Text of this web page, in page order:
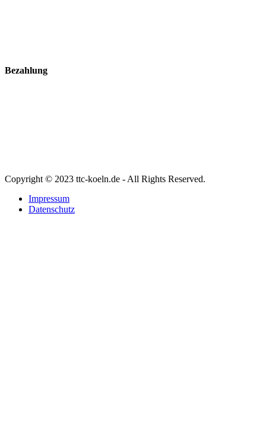
Bezahlung
Copyright © 2023 ttc-koeln.de - All Rights Reserved.
Impressum
Datenschutz